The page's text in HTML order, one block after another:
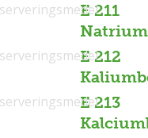
E 211
E 212
E 213